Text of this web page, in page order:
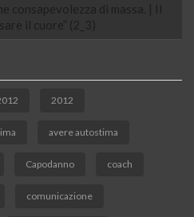
consapevolezza di massa. | Il
il cuore” (2_3)
2012
avere autostima
Capodanno coach
comunicazione